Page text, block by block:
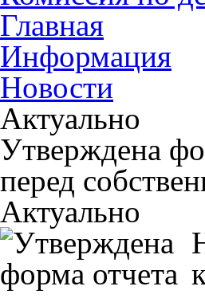
Главная
Информация
Новости
Актуально
Утверждена
перед
Актуально